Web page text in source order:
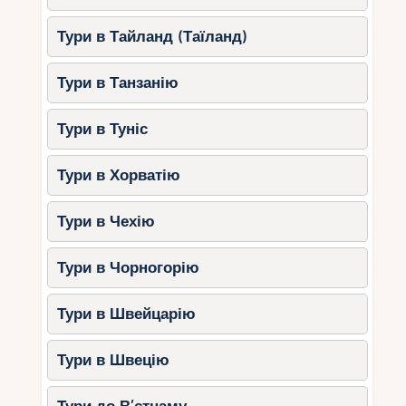
Види риболовлі на Кайо-Ларго:
Традиційна кубинська риболовля з
місцевими рибалками.
4. Круїзи на катамарані та
човнові прогулянки
Осінь – це чудовий час для морських
прогулянок. Спокійне море і сприятлива погода
роблять подорож Карибським морем
Популярні маршрути:
Прогулянка навколо острова з
зупинками на найкращих пляжах.
Тури в Тайланд (Таїланд)
Тури в Танзанію
Тури в Туніс
Тури в Хорватію
Тури в Чехію
Тури в Чорногорію
Тури в Швейцарію
Тури в Швецію